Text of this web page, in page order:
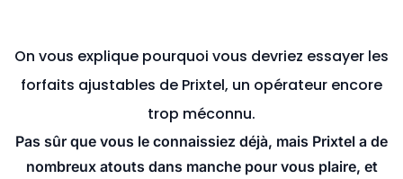
On vous explique pourquoi vous devriez essayer les
forfaits ajustables de Prixtel, un opérateur encore
trop méconnu.
Pas sûr que vous le connaissiez déjà, mais Prixtel a de
nombreux atouts dans manche pour vous plaire, et